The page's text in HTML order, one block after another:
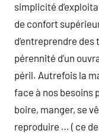
simplicité
de confort
d’entreprendre
pérennité d’un
péril. Autrefois la
face à nos besoins
boire, manger, se
reproduire … ( ce